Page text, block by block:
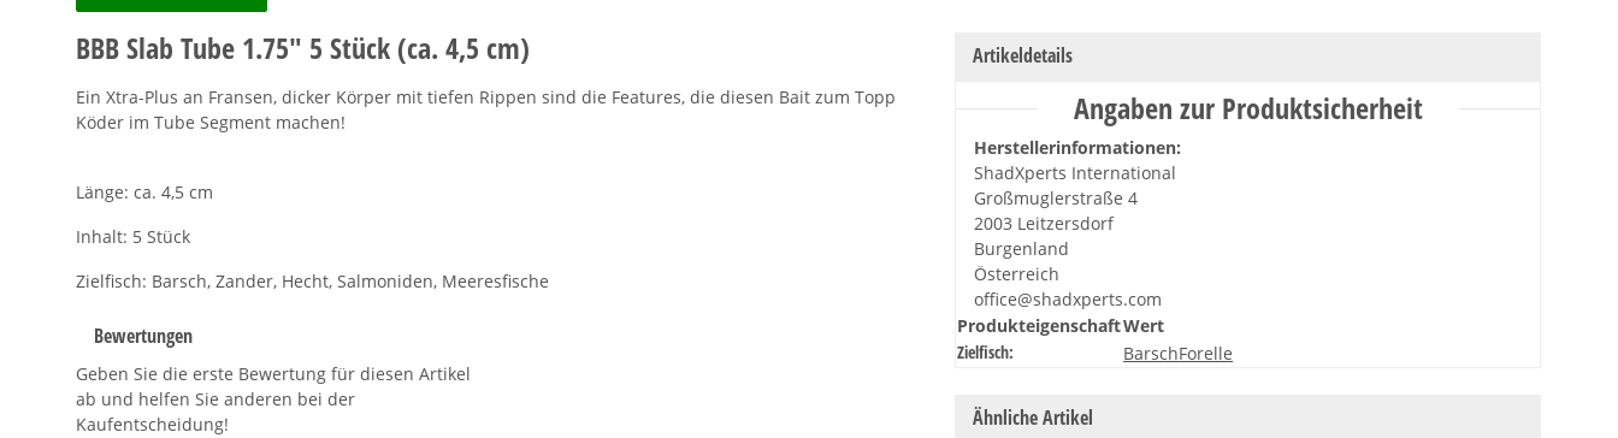
BBB Slab Tube 1.75" 5 Stück (ca. 4,5 cm)
Ein Xtra-Plus an Fransen, dicker Körper mit tiefen Rippen sind die Features, die diesen Bait zum Topp
Köder im Tube Segment machen!
Länge: ca. 4,5 cm
Inhalt: 5 Stück
Zielfisch: Barsch, Zander, Hecht, Salmoniden, Meeresfische
Bewertungen
Geben Sie die erste Bewertung für diesen Artikel
ab und helfen Sie anderen bei der
Kaufentscheidung!
Artikeldetails
Angaben zur Produktsicherheit
Herstellerinformationen:
ShadXperts International
Großmuglerstraße 4
2003 Leitzersdorf
Burgenland
Österreich
office@shadxperts.com
ProdukteigenschaftWert
Zielfisch:
BarschForelle
Ähnliche Artikel